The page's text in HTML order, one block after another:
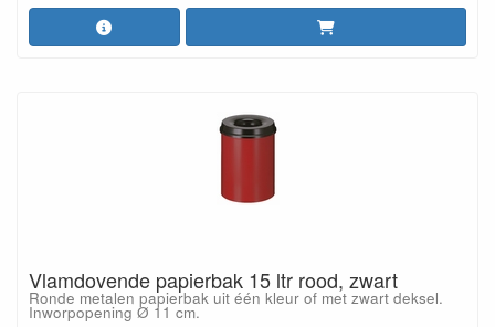
Vlamdovende papierbak 15 ltr rood, zwart
Ronde metalen papierbak uit één kleur of met zwart deksel.
Inworpopening Ø 11 cm.